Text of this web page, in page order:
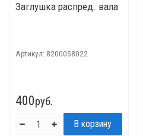
Заглушка распред. вала
Артикул: 8200058022
400руб.